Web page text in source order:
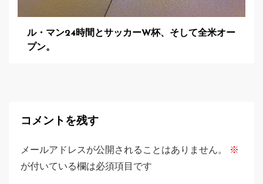
ル・マン24時間とサッカーW杯、そして全米オー
プン。
コメントを残す
メールアドレスが公開されることはありません。
※
が付いている欄は必須項目です